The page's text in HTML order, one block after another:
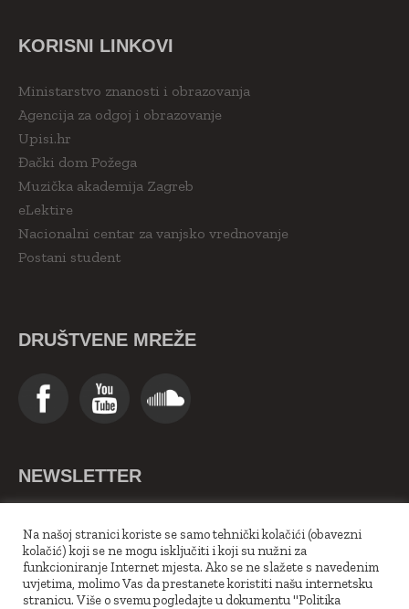
KORISNI LINKOVI
Ministarstvo znanosti i obrazovanja
Agencija za odgoj i obrazovanje
Upisi.hr
Đački dom Požega
Muzička akademija Zagreb
eLektire
Nacionalni centar za vanjsko vrednovanje
Postani student
DRUŠTVENE MREŽE
NEWSLETTER
Na našoj stranici koriste se samo tehnički kolačići (obavezni
kolačić) koji se ne mogu isključiti i koji su nužni za
funkcioniranje Internet mjesta. Ako se ne slažete s navedenim
uvjetima, molimo Vas da prestanete koristiti našu internetsku
stranicu. Više o svemu pogledajte u dokumentu "Politika